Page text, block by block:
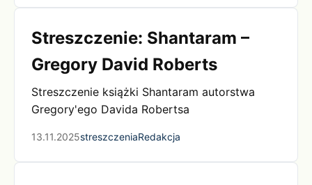
Streszczenie: Shantaram –
Gregory David Roberts
Streszczenie książki Shantaram autorstwa
Gregory'ego Davida Robertsa
13.11.2025streszczeniaRedakcja